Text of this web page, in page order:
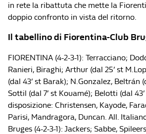
in rete la ribattuta che mette la
doppio confronto in vista del ritorno.
Il tabellino di Fiorentina-Club
FIORENTINA (4-2-3-1): Terracciano;
Ranieri, Biraghi; Arthur (dal 25’ st
(dal 43’ st Barak); N.Gonzalez, Beltrán
Sottil (dal 7’ st Kouamé); Belotti (dal
disposizione: Christensen, Kayode,
Parisi, Mandragora, Duncan. All.
Bruges (4-2-3-1): Jackers; Sabbe,